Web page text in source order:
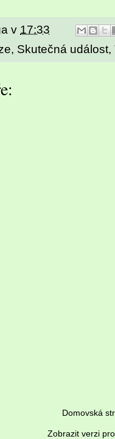
v 17:33
, Skutečná událost,
Domovská
Zobrazit verzi